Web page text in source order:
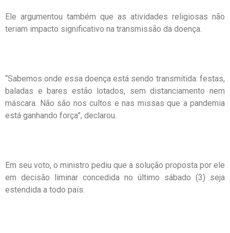
Ele argumentou também que as atividades religiosas não
teriam impacto significativo na transmissão da doença.
“Sabemos onde essa doença está sendo transmitida: festas,
baladas e bares estão lotados, sem distanciamento nem
máscara. Não são nos cultos e nas missas que a pandemia
está ganhando força”, declarou.
Em seu voto, o ministro pediu que a solução proposta por ele
em decisão liminar concedida no último sábado (3) seja
estendida a todo país.